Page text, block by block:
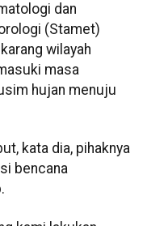
dan
(Stamet)
wilayah
masa
hujan menuju
kata dia, pihaknya
bencana